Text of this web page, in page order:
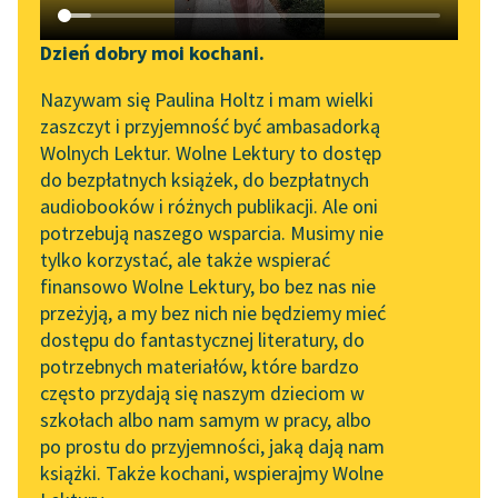
Katalog DAISY
Podkasty o książkach
Zgłoś brak utworu
Aktualności
Zapraszamy na spotkanie
online z tłumaczkami
literatury skandynawskiej
Spotkanie z Katarzyną
Tunkiel w Oslo
Wolne Lektury na 32.
Pol’and’Rock Festivalu
„Kochanek Lady
Chatterley” do słuchania
na Wolnych Lekturach
Nowy audiobook –
Narzędzia
Mapa Wolnych Lektur
Leśmianator
Przewodnik dla piszących i
czytających
API
OAI-PMH
Widget Wolnych Lektur
Przypisy
Dzień dobry moi kochani.
Nazywam się Paulina Holtz i mam wielki
zaszczyt i przyjemność być ambasadorką
Wolnych Lektur. Wolne Lektury to dostęp
do bezpłatnych książek, do bezpłatnych
audiobooków i różnych publikacji. Ale oni
potrzebują naszego wsparcia. Musimy nie
tylko korzystać, ale także wspierać
finansowo Wolne Lektury, bo bez nas nie
przeżyją, a my bez nich nie będziemy mieć
dostępu do fantastycznej literatury, do
potrzebnych materiałów, które bardzo
często przydają się naszym dzieciom w
szkołach albo nam samym w pracy, albo
po prostu do przyjemności, jaką dają nam
książki. Także kochani, wspierajmy Wolne
pobierz książkę
Paweł Bernheim, kobieciarz i znawca sztuki, przejmuje
kierownictwo banku po ojcu i styka się z przybyszem z
ogarniętej rewolucją Rosji, Nikołajem Brandeisem,
który zdaje się mieć mroczną przeszłość i wyjątkowe
szczęście w interesach.